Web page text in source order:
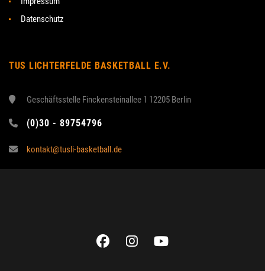
Datenschutz
TUS LICHTERFELDE BASKETBALL E.V.
Geschäftsstelle Finckensteinallee 1 12205 Berlin
(0)30 - 89754796
kontakt@tusli-basketball.de